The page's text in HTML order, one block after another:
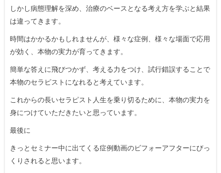
しかし病態理解を深め、治療のベースとなる考え方を学ぶと結果
は違ってきます。
時間はかかるかもしれませんが、様々な症例、様々な場面で応用
が効く、本物の実力が育ってきます。
簡単な答えに飛びつかず、考える力をつけ、試行錯誤することで
本物のセラピストになれると考えています。
これからの長いセラピスト人生を乗り切るために、本物の実力を
身につけていただきたいと思っています。
最後に
きっとセミナー中に出てくる症例動画のビフォーアフターにびっ
くりされると思います。